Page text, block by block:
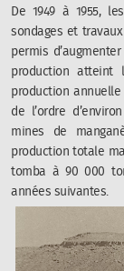
De 1949 à 1955,
sondages et
permis
production atteint
production
de l’ordre
mines de
production totale
tomba à 90 000
années suivantes.